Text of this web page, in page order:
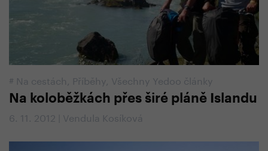
# Na cestách Příběhy Všechny Yedoo články
Na koloběžkách přes širé pláně Islandu
6. 11. 2012 | Vendula Kosíková